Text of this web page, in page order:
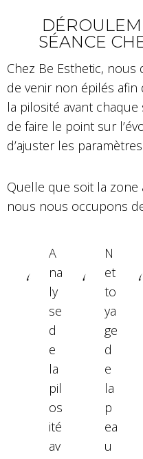
SÉANCE
Chez Be Esthetic,
de venir non épilés afin
la pilosité avant
de faire le point sur
d’ajuster les
Quelle que soit la zone
nous nous occupons
A
na
ly
se
d
e
la
pil
os
ité
av
N
et
to
ya
ge
d
e
la
p
ea
u